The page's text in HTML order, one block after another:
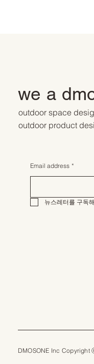
we a
outdoor space
outdoor product
Email address *
뉴스레터를 구독
DMOSONE Inc